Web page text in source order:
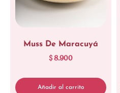
Muss De Maracuyá
$8.900
Añadir al carrito